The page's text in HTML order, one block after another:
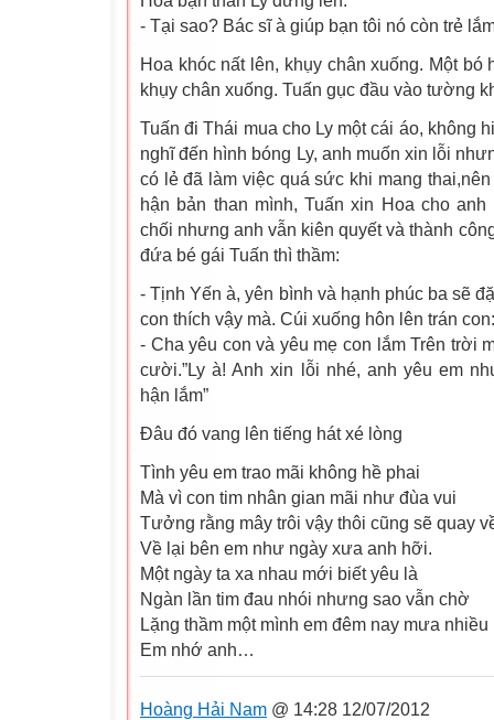
- Tại sao? Bác sĩ à giúp bạn tôi nó còn trẻ
Hoa khóc nất lên, khụy chân xuống. Một
khụy chân xuống. Tuấn gục đầu vào tường
Tuấn đi Thái mua cho Ly một cái áo, không
nghĩ đến hình bóng Ly, anh muốn xin lỗi
có lẻ đã làm việc quá sức khi mang
hận bản than mình, Tuấn xin Hoa cho
chối nhưng anh vẫn kiên quyết và thành
đứa bé gái Tuấn thì thầm:
- Tịnh Yến à, yên bình và hạnh phúc ba sẽ
con thích vậy mà. Cúi xuống hôn lên trán con:
- Cha yêu con và yêu mẹ con lắm Trên trời
cười.”Ly à! Anh xin lỗi nhé, anh yêu em
hận lắm”
Đâu đó vang lên tiếng hát xé lòng
Tình yêu em trao mãi không hề phai
Mà vì con tim nhân gian mãi như đùa vui
Tưởng rằng mây trôi vậy thôi cũng sẽ quay
Về lại bên em như ngày xưa anh hỡi.
Một ngày ta xa nhau mới biết yêu là
Ngàn lần tim đau nhói nhưng sao vẫn chờ
Lặng thầm một mình em đêm nay mưa nhiều
Em nhớ anh…
Hoàng Hải Nam @ 14:28 12/07/2012